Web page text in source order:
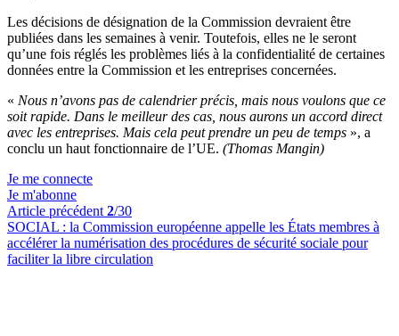
Les décisions de désignation de la Commission devraient être
publiées dans les semaines à venir. Toutefois, elles ne le seront
qu’une fois réglés les problèmes liés à la confidentialité de certaines
données entre la Commission et les entreprises concernées.
« Nous n’avons pas de calendrier précis, mais nous voulons que ce
soit rapide. Dans le meilleur des cas, nous aurons un accord direct
avec les entreprises. Mais cela peut prendre un peu de temps », a
conclu un haut fonctionnaire de l’UE. (Thomas Mangin)
Je me connecte
Je m'abonne
Article précédent 2/30
SOCIAL : la Commission européenne appelle les États membres à
accélérer la numérisation des procédures de sécurité sociale pour
faciliter la libre circulation